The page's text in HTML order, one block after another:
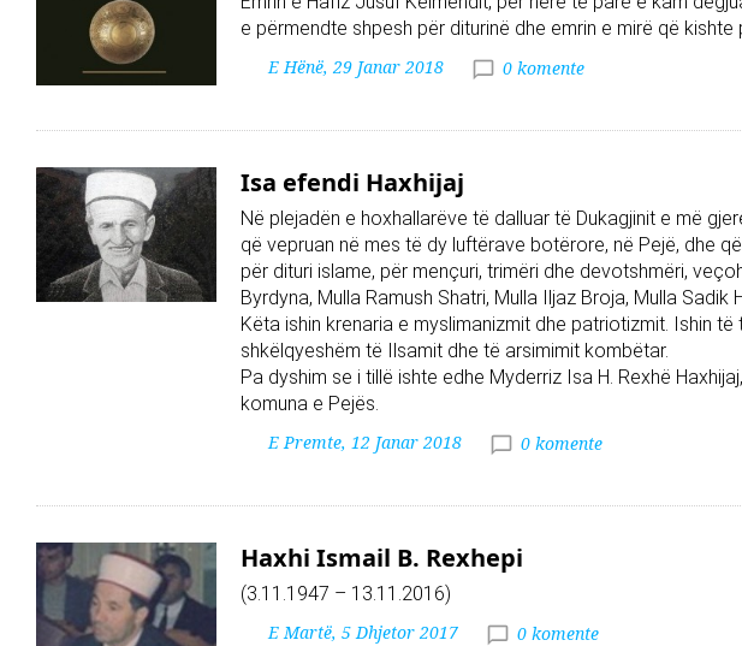
e përmendte shpesh për diturinë dhe emrin e mirë që
E Hënë, 29 Janar 2018
0 komente
Isa efendi Haxhijaj
Në plejadën e hoxhallarëve të dalluar të Dukagjinit e më
që vepruan në mes të dy luftërave botërore, në Pejë, dhe
për dituri islame, për mençuri, trimëri dhe devotshmëri,
Byrdyna, Mulla Ramush Shatri, Mulla Iljaz Broja, Mulla Sadik
Këta ishin krenaria e myslimanizmit dhe patriotizmit. Ishin
shkëlqyeshëm të Ilsamit dhe të arsimimit kombëtar.
Pa dyshim se i tillë ishte edhe Myderriz Isa H. Rexhë
komuna e Pejës.
E Premte, 12 Janar 2018
0 komente
Haxhi Ismail B. Rexhepi
(3.11.1947 – 13.11.2016)
E Martë, 5 Dhjetor 2017
0 komente